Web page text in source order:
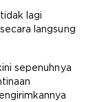
lagi
langsung
sepenuhnya